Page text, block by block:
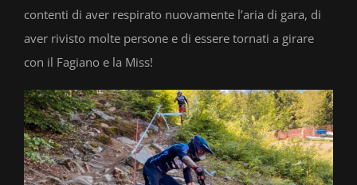
contenti di aver respirato nuovamente l’aria di gara, di
aver rivisto molte persone e di essere tornati a girare
con il Fagiano e la Miss!